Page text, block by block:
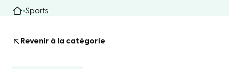
Sports
Revenir à la catégorie